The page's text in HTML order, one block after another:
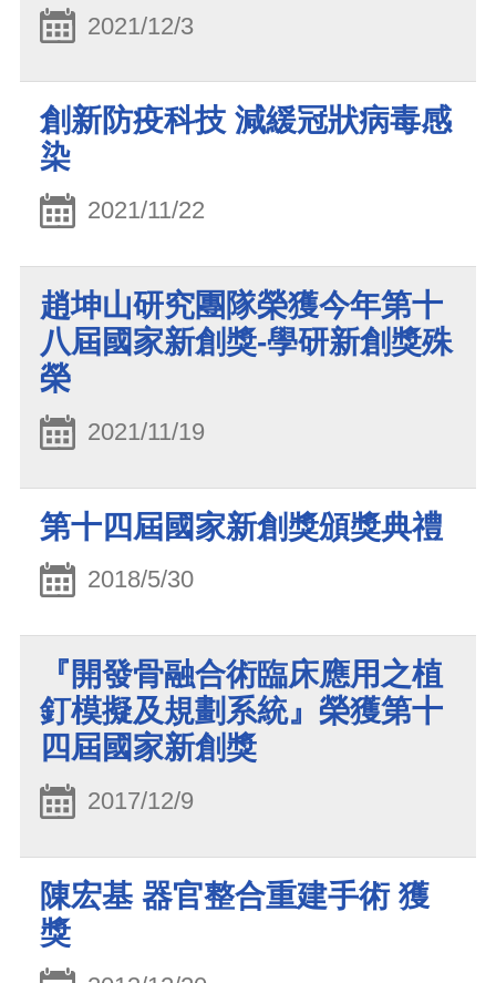
2021/12/3
創新防疫科技 減緩冠狀病毒感
染
2021/11/22
趙坤山研究團隊榮獲今年第十
八屆國家新創獎-學研新創獎殊
榮
2021/11/19
第十四屆國家新創獎頒獎典禮
2018/5/30
『開發骨融合術臨床應用之植
釘模擬及規劃系統』榮獲第十
四屆國家新創獎
2017/12/9
陳宏基 器官整合重建手術 獲
獎